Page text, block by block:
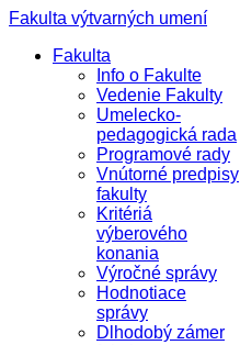
Fakulta výtvarných umení
Fakulta
Info o Fakulte
Vedenie Fakulty
Umelecko-
pedagogická rada
Programové rady
Vnútorné predpisy
fakulty
Kritériá
výberového
konania
Výročné správy
Hodnotiace
správy
Dlhodobý zámer